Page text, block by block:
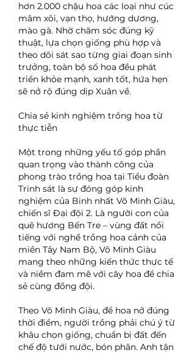
hơn 2.000 chậu hoa các loại như cúc
mâm xôi, vạn thọ, hướng dương,
mào gà. Nhờ chăm sóc đúng kỹ
thuật, lựa chọn giống phù hợp và
theo dõi sát sao từng giai đoạn sinh
trưởng, toàn bộ số hoa đều phát
triển khỏe mạnh, xanh tốt, hứa hẹn
sẽ nở rộ đúng dịp Xuân về.
Chia sẻ kinh nghiệm trồng hoa từ
thực tiễn
Một trong những yếu tố góp phần
quan trọng vào thành công của
phong trào trồng hoa tại Tiểu đoàn
Trinh sát là sự đóng góp kinh
nghiệm của Binh nhất Võ Minh Giàu,
chiến sĩ Đại đội 2. Là người con của
quê hương Bến Tre – vùng đất nổi
tiếng với nghề trồng hoa cảnh của
miền Tây Nam Bộ, Võ Minh Giàu
mang theo những kiến thức thực tế
và niềm đam mê với cây hoa để chia
sẻ cùng đồng đội.
Theo Võ Minh Giàu, để hoa nở đúng
thời điểm, người trồng phải chú ý từ
khâu chọn giống, chuẩn bị đất đến
chế độ tưới nước, bón phân. Anh tận